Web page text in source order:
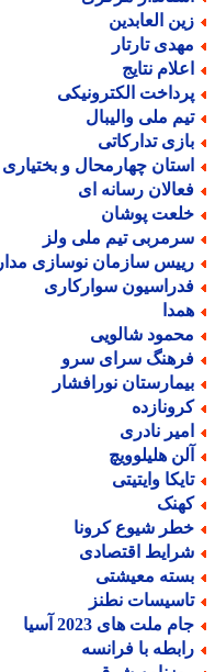
العابدین
تارتار
نتایج
الکترونیکی
ملی والیبال
تدارکاتی
چهارمحال و بختیاری
رسانه ای
پوشان
تیم ملی ولز
سازمان نوسازی مدارس
سوارکاری
شالویی
سرای سرو
نورافشار
نادری
هلیلوویچ
وایتیتی
شیوع کرونا
اقتصادی
معیشتی
نطنز
ملت های 2023 آسیا
با فرانسه